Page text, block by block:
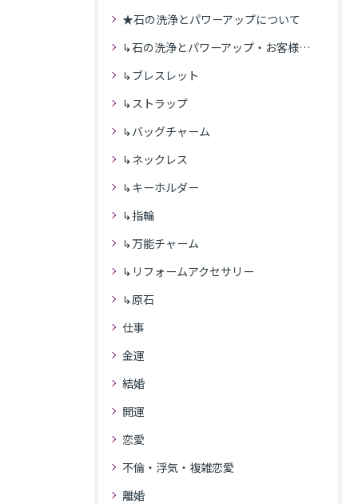
★石の洗浄とパワーアップについて
↳石の洗浄とパワーアップ・お客様の感想
↳ブレスレット
↳ストラップ
↳バッグチャーム
↳ネックレス
↳キーホルダー
↳指輪
↳万能チャーム
↳リフォームアクセサリー
↳原石
仕事
金運
結婚
開運
恋愛
不倫・浮気・複雑恋愛
離婚